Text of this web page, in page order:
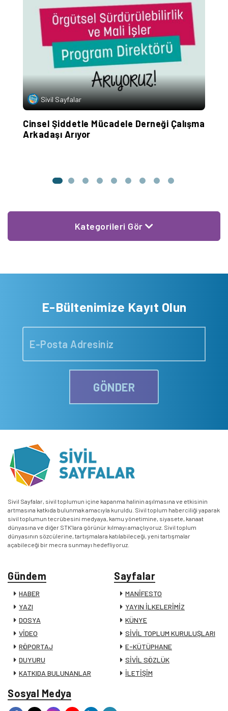
Sivil Sayfalar
Cinsel Şiddetle Mücadele Derneği Çalışma
Arkadaşı Arıyor
Kategorileri Gör
E-Bültenimize Kayıt Olun
GÖNDER
Sivil Sayfalar, sivil toplumun içine kapanma halinin aşılmasına ve etkisinin
artmasına katkıda bulunmak amacıyla kuruldu. Sivil toplum haberciliği yaparak
sivil toplumun tecrübesini medyaya, kamu yönetimine, siyasete, kanaat
dünyasına ve diğer STK’lara görünür kılmayı amaçlıyoruz. Sivil toplum
dünyasının sözcülerine, tartışmalara katılabileceği, yeni tartışmalar
açabileceği bir mecra sunmayı hedefliyoruz.
Gündem
HABER
YAZI
DOSYA
VİDEO
RÖPORTAJ
DUYURU
KATKIDA BULUNANLAR
Sayfalar
MANİFESTO
YAYIN İLKELERİMİZ
KÜNYE
SİVİL TOPLUM KURULUŞLARI
E-KÜTÜPHANE
SİVİL SÖZLÜK
İLETİŞİM
Sosyal Medya